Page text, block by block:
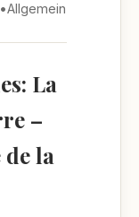
•Allgemein
La
–
la